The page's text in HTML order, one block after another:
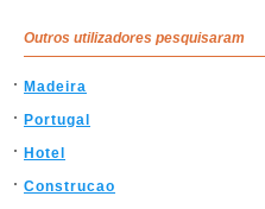
Outros utilizadores pesquisaram
Madeira
Portugal
Hotel
Construcao